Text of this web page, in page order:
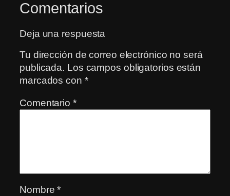
Comentarios
Deja una respuesta
Tu dirección de correo electrónico no será
publicada. Los campos obligatorios están
marcados con *
Comentario *
Nombre*